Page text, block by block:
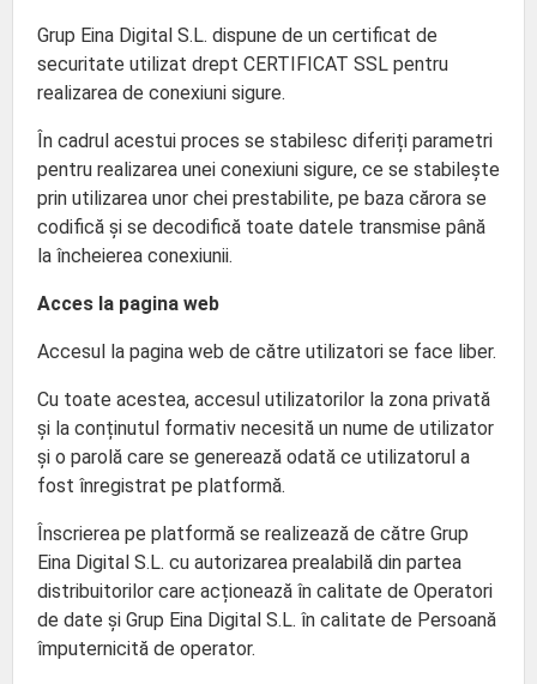
Grup Eina Digital S.L. dispune de un certificat de
securitate utilizat drept CERTIFICAT SSL pentru
realizarea de conexiuni sigure.
În cadrul acestui proces se stabilesc diferiți parametri
pentru realizarea unei conexiuni sigure, ce se stabilește
prin utilizarea unor chei prestabilite, pe baza cărora se
codifică și se decodifică toate datele transmise până
la încheierea conexiunii.
Acces la pagina web
Accesul la pagina web de către utilizatori se face liber.
Cu toate acestea, accesul utilizatorilor la zona privată
și la conținutul formativ necesită un nume de utilizator
și o parolă care se generează odată ce utilizatorul a
fost înregistrat pe platformă.
Înscrierea pe platformă se realizează de către Grup
Eina Digital S.L. cu autorizarea prealabilă din partea
distribuitorilor care acționează în calitate de Operatori
de date și Grup Eina Digital S.L. în calitate de Persoană
împuternicită de operator.